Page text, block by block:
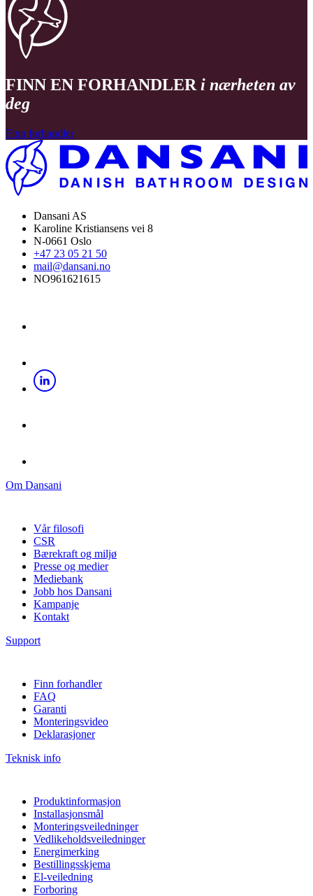
FINN EN FORHANDLER i nærheten av
deg
Finn forhandler
Dansani AS
Karoline Kristiansens vei 8
N-0661 Oslo
+47 23 05 21 50
mail@dansani.no
NO961621615
Om Dansani
Vår filosofi
CSR
Bærekraft og miljø
Presse og medier
Mediebank
Jobb hos Dansani
Kampanje
Kontakt
Support
Finn forhandler
FAQ
Garanti
Monteringsvideo
Deklarasjoner
Teknisk info
Produktinformasjon
Installasjonsmål
Monteringsveiledninger
Vedlikeholdsveiledninger
Energimerking
Bestillingsskjema
El-veiledning
Forboring